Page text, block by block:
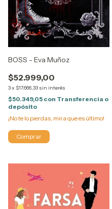
BOSS - Eva Muñoz
$52.999,00
3x $17.666,33 sin interés
$50.349,05 con Transferencia o
depósito
¡No te lo pierdas, mira que es último!